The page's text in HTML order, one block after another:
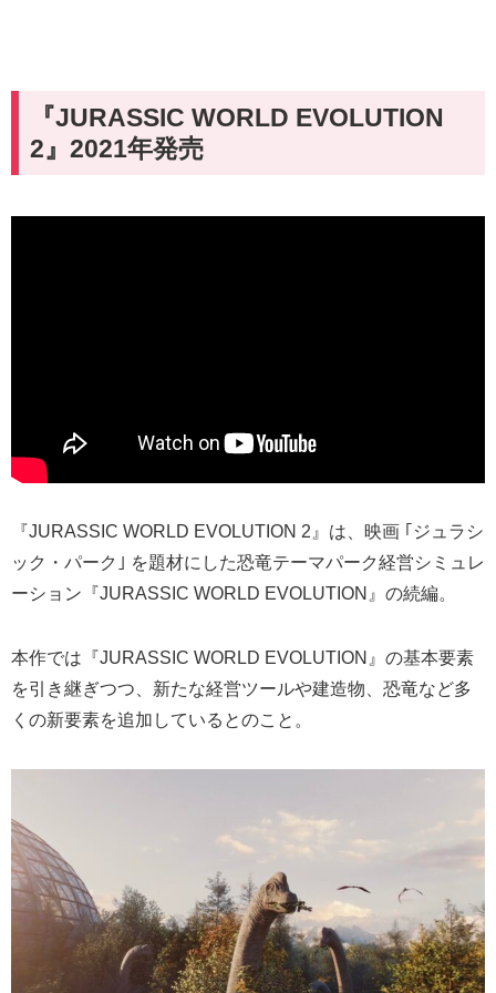
『JURASSIC WORLD EVOLUTION
2』2021年発売
『JURASSIC WORLD EVOLUTION 2』は、映画 ｢ジュラシ
ック・パーク｣ を題材にした恐竜テーマパーク経営シミュレ
ーション『JURASSIC WORLD EVOLUTION』の続編。
本作では『JURASSIC WORLD EVOLUTION』の基本要素
を引き継ぎつつ、新たな経営ツールや建造物、恐竜など多
くの新要素を追加しているとのこと。